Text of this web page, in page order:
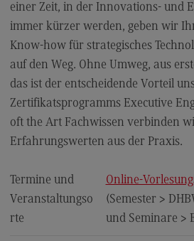
Ansprechpersonen
Wegbeschreibung
Kontaktformular
einer Zeit, in der Innovations- und
immer kürzer werden, geben wir
Know-how für strategisches
auf den Weg. Ohne Umweg, aus
das ist der entscheidende Vorteil
Zertifikatsprogramms Executive
oft the Art Fachwissen verbinden
Erfahrungswerten aus der Praxis.
Termine und
Veranstaltungso
rte
Online-
(Semester >
und Seminare >